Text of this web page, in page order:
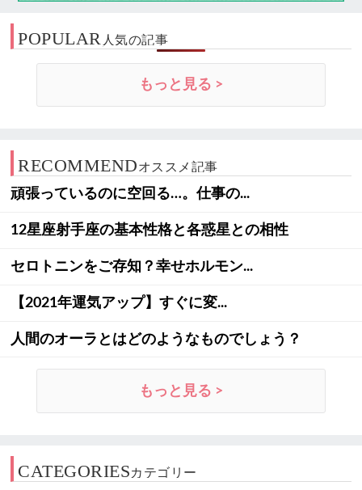
POPULAR 人気の記事
もっと見る >
RECOMMENDオススメ記事
頑張っているのに空回る…。仕事の...
12星座射手座の基本性格と各惑星との相性
セロトニンをご存知？幸せホルモン...
【2021年運気アップ】すぐに変...
人間のオーラとはどのようなものでしょう？
もっと見る >
CATEGORIESカテゴリー